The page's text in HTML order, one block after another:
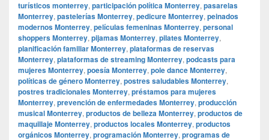
turísticos monterrey, participación política Monterrey, pasarelas
Monterrey, pastelerías Monterrey, pedicure Monterrey, peinados
modernos Monterrey, películas femeninas Monterrey, personal
shoppers Monterrey, pijamas Monterrey, pilates Monterrey,
planificación familiar Monterrey, plataformas de reservas
Monterrey, plataformas de streaming Monterrey, podcasts para
mujeres Monterrey, poesía Monterrey, pole dance Monterrey,
políticas de género Monterrey, postres saludables Monterrey,
postres tradicionales Monterrey, préstamos para mujeres
Monterrey, prevención de enfermedades Monterrey, producción
musical Monterrey, productos de belleza Monterrey, productos de
maquillaje Monterrey, productos locales Monterrey, productos
orgánicos Monterrey, programación Monterrey, programas de